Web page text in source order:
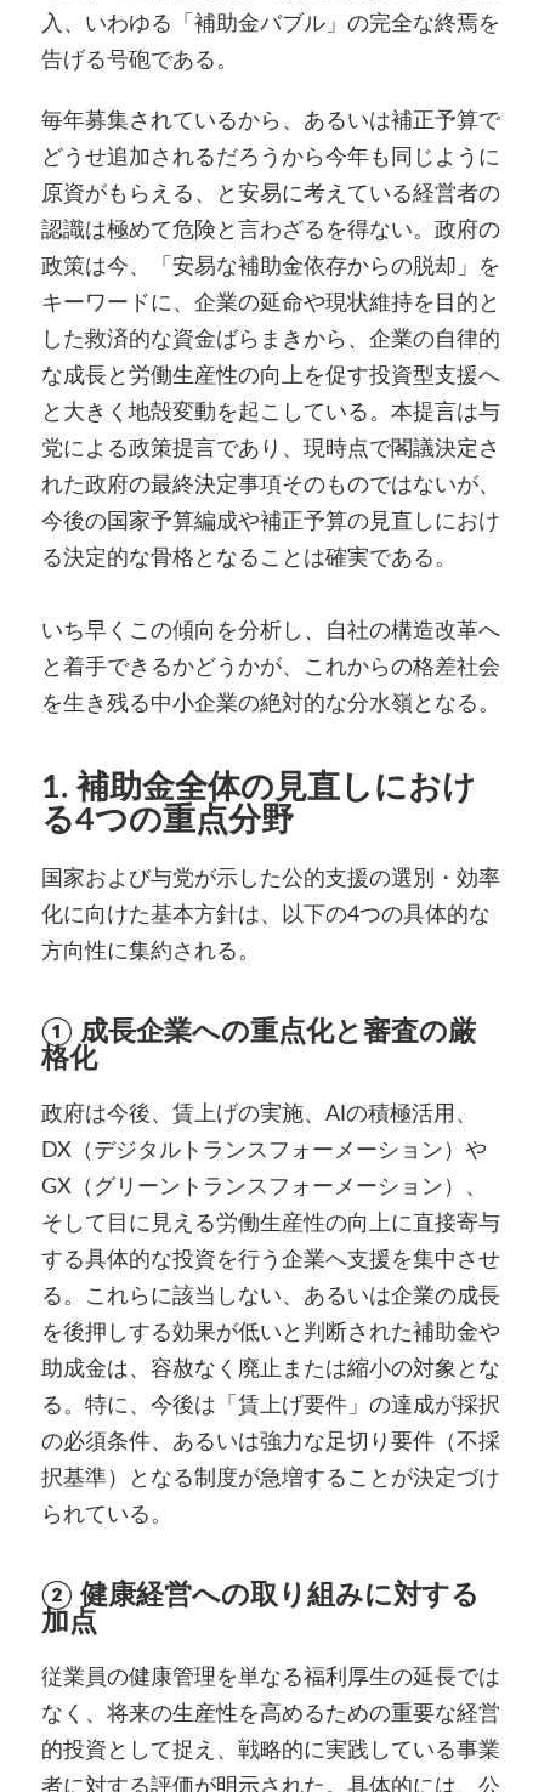
入、いわゆる「補助金バブル」の完全な終焉を
告げる号砲である。
毎年募集されているから、あるいは補正予算で
どうせ追加されるだろうから今年も同じように
原資がもらえる、と安易に考えている経営者の
認識は極めて危険と言わざるを得ない。政府の
政策は今、「安易な補助金依存からの脱却」を
キーワードに、企業の延命や現状維持を目的と
した救済的な資金ばらまきから、企業の自律的
な成長と労働生産性の向上を促す投資型支援へ
と大きく地殻変動を起こしている。本提言は与
党による政策提言であり、現時点で閣議決定さ
れた政府の最終決定事項そのものではないが、
今後の国家予算編成や補正予算の見直しにおけ
る決定的な骨格となることは確実である。
いち早くこの傾向を分析し、自社の構造改革へ
と着手できるかどうかが、これからの格差社会
を生き残る中小企業の絶対的な分水嶺となる。
1. 補助金全体の見直しにおけ
る4つの重点分野
国家および与党が示した公的支援の選別・効率
化に向けた基本方針は、以下の4つの具体的な
方向性に集約される。
① 成長企業への重点化と審査の厳
格化
政府は今後、賃上げの実施、AIの積極活用、
DX（デジタルトランスフォーメーション）や
GX（グリーントランスフォーメーション）、
そして目に見える労働生産性の向上に直接寄与
する具体的な投資を行う企業へ支援を集中させ
る。これらに該当しない、あるいは企業の成長
を後押しする効果が低いと判断された補助金や
助成金は、容赦なく廃止または縮小の対象とな
る。特に、今後は「賃上げ要件」の達成が採択
の必須条件、あるいは強力な足切り要件（不採
択基準）となる制度が急増することが決定づけ
られている。
② 健康経営への取り組みに対する
加点
従業員の健康管理を単なる福利厚生の延長では
なく、将来の生産性を高めるための重要な経営
的投資として捉え、戦略的に実践している事業
者に対する評価が明示された。具体的には、公